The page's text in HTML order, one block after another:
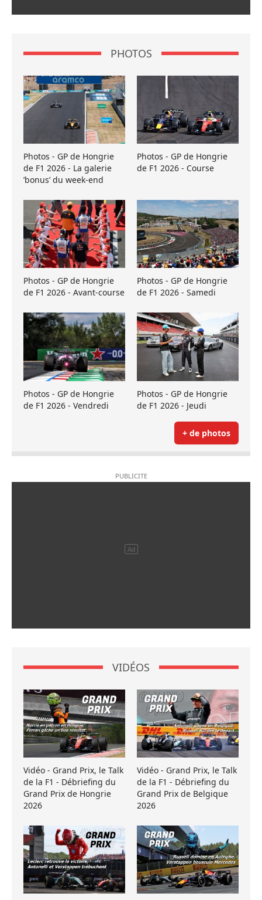
PHOTOS
Photos - GP de Hongrie
de F1 2026 - La galerie
’bonus’ du week-end
Photos - GP de Hongrie
de F1 2026 - Course
Photos - GP de Hongrie
de F1 2026 - Avant-course
Photos - GP de Hongrie
de F1 2026 - Samedi
Photos - GP de Hongrie
de F1 2026 - Vendredi
Photos - GP de Hongrie
de F1 2026 - Jeudi
+ de photos
VIDÉOS
Vidéo - Grand Prix, le Talk
de la F1 - Débriefing du
Grand Prix de Hongrie
2026
Vidéo - Grand Prix, le Talk
de la F1 - Débriefing du
Grand Prix de Belgique
2026